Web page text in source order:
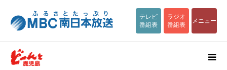
テレビ
番組表
ラジオ
番組表
メニュー